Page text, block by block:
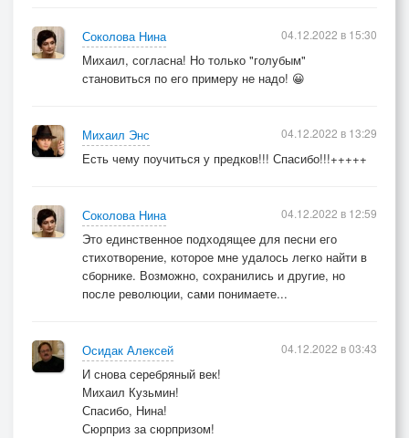
Соколова Нина
Михаил, согласна! Но только "голубым"
становиться по его примеру не надо! 😀
04.12.2022 в 15:30
Михаил Энс
Есть чему поучиться у предков!!! Спасибо!!!+++++
04.12.2022 в 13:29
Соколова Нина
Это единственное подходящее для песни его
стихотворение, которое мне удалось легко найти в
сборнике. Возможно, сохранились и другие, но
после революции, сами понимаете...
04.12.2022 в 12:59
Осидак Алексей
И снова серебряный век!
Михаил Кузьмин!
Спасибо, Нина!
Сюрприз за сюрпризом!
04.12.2022 в 03:43